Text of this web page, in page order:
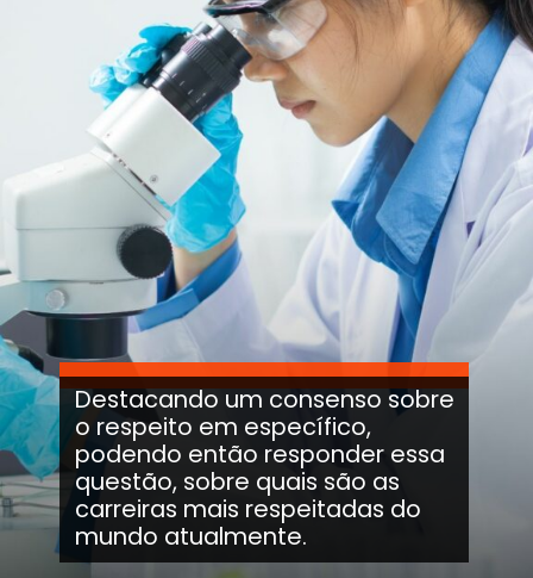
Destacando um consenso sobre
o respeito em específico,
podendo então responder essa
questão, sobre quais são as
carreiras mais respeitadas do
mundo atualmente.